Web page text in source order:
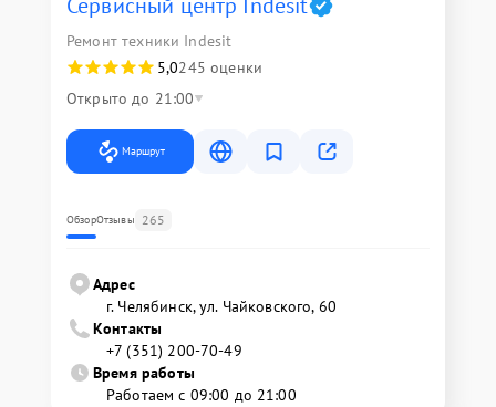
Сервисный центр Indesit
Ремонт техники Indesit
5,0245 оценки
Открыто до 21:00
Маршрут
ОбзорОтзывы 265
Адрес
г. Челябинск, ул. Чайковского, 60
Контакты
+7 (351) 200-70-49
Время работы
Работаем с 09:00 до 21:00